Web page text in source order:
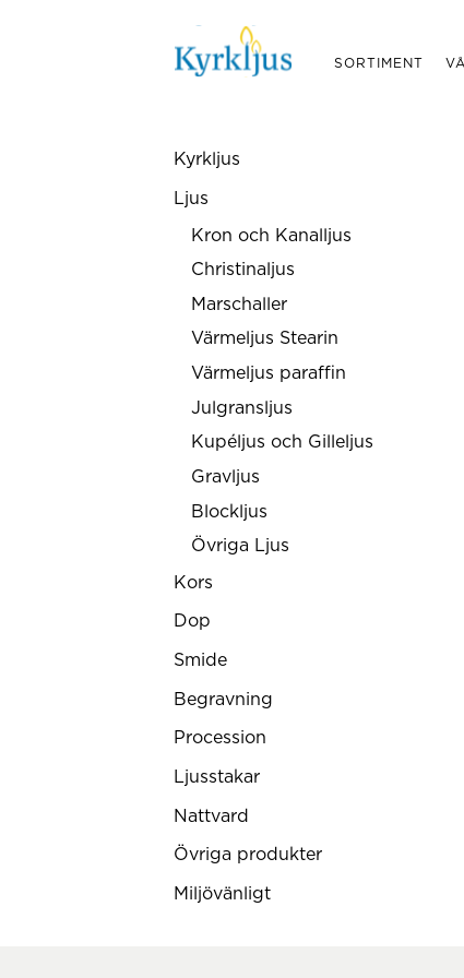
SORTIMENT
Kyrkljus
Ljus
Kron och Kanalljus
Christinaljus
Marschaller
Värmeljus Stearin
Värmeljus paraffin
Julgransljus
Kupéljus och Gilleljus
Gravljus
Blockljus
Övriga Ljus
Kors
Dop
Smide
Begravning
Procession
Ljusstakar
Nattvard
Övriga produkter
Miljövänligt